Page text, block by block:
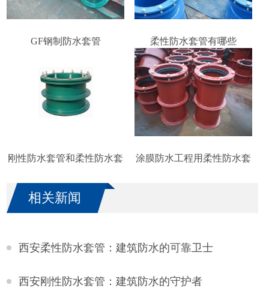
GF钢制防水套管 柔性防水套管有哪些
刚性防水套管和柔性防水套
涂膜防水工程用柔性防水套
相关新闻
西安柔性防水套管：建筑防水的可靠卫士
西安刚性防水套管：建筑防水的守护者